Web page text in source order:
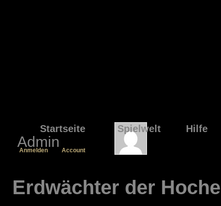
Startseite Spielwelt Hilfe
Admin
Anmelden Account
Erdwächter der